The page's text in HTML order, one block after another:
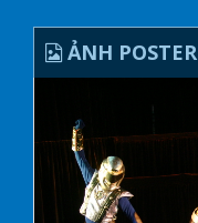
ẢNH POSTER